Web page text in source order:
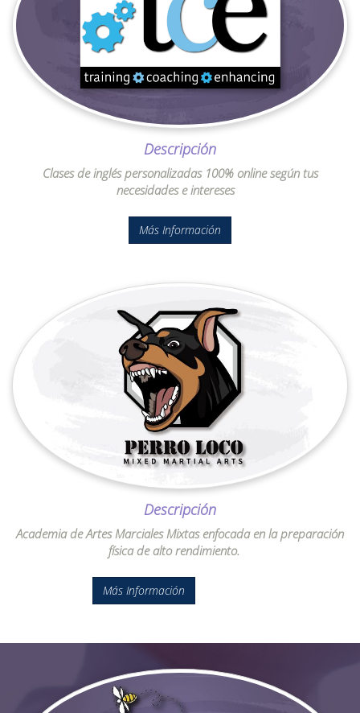
Descripción
Clases de inglés personalizadas 100% online según tus
necesidades e intereses
Más Información
Descripción
Academia de Artes Marciales Mixtas enfocada en la preparación
física de alto rendimiento.
Más Información